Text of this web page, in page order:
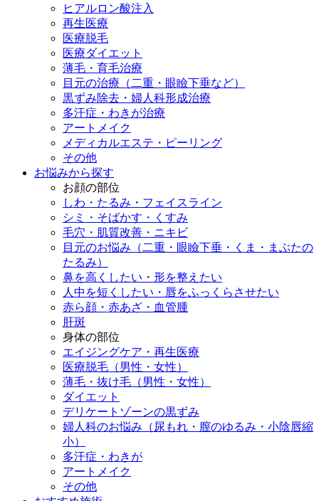
ヒアルロン酸注入
再生医療
医療脱毛
医療ダイエット
薄毛・育毛治療
目元の治療（二重・眼瞼下垂など）
黒ずみ除去・婦人科形成治療
多汗症・わきが治療
アートメイク
メディカルエステ・ピーリング
その他
お悩みから探す
お顔の部位
しわ・たるみ・フェイスライン
シミ・そばかす・くすみ
毛穴・肌質改善・ニキビ
目元のお悩み（二重・眼瞼下垂・くま・まぶたの
たるみ）
鼻を高くしたい・形を整えたい
人中を短くしたい・唇をふっくらさせたい
赤ら顔・赤あざ・血管腫
肝斑
身体の部位
エイジングケア・再生医療
医療脱毛（男性・女性）
薄毛・抜け毛（男性・女性）
ダイエット
デリケートゾーンの黒ずみ
婦人科のお悩み（尿もれ・膣のゆるみ・小陰唇縮
小）
多汗症・わきが
アートメイク
その他